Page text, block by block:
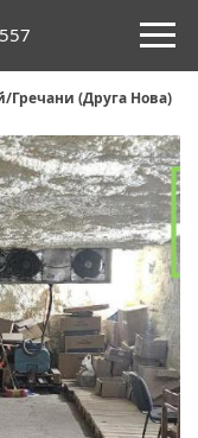
(Друга Нова)